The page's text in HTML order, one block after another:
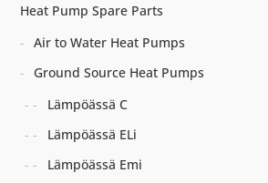
Heat Pump Spare Parts
Air to Water Heat Pumps
Ground Source Heat Pumps
Lämpöässä C
Lämpöässä ELi
Lämpöässä Emi